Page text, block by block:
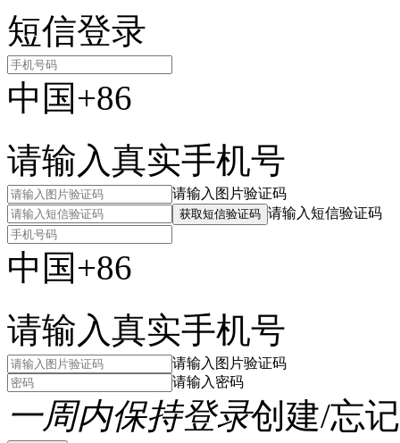
短信登录
中国+86
请输入真实手机号
请输入图片验证码
获取短信验证码 请输入短信验证码
中国+86
请输入真实手机号
请输入图片验证码
请输入密码
一周内保持登录创建/忘